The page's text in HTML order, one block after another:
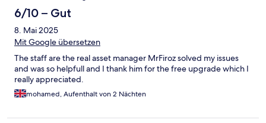
6/10 – Gut
8. Mai 2025
Mit Google übersetzen
The staff are the real asset manager MrFiroz solved my issues
and was so helpfull and I thank him for the free upgrade which I
really appreciated.
mohamed, Aufenthalt von 2 Nächten